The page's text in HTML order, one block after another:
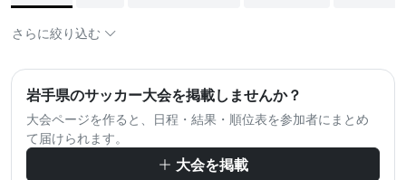
さらに絞り込む
岩手県のサッカー大会を掲載しませんか？
大会ページを作ると、日程・結果・順位表を参加者にまとめ
て届けられます。
大会を掲載